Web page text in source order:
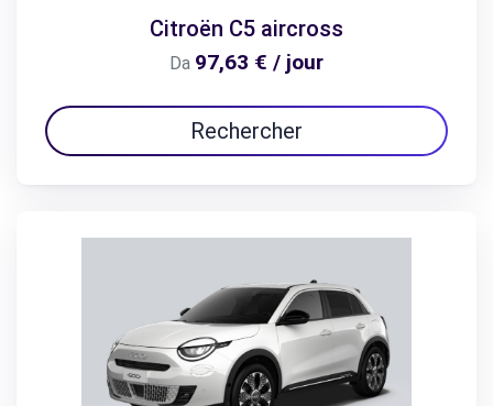
Citroën C5 aircross
Da 97,63 € / jour
Rechercher